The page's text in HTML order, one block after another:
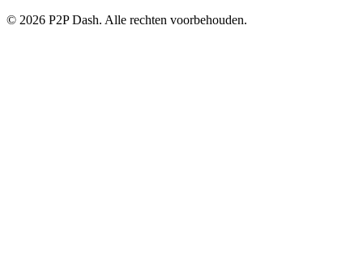
© 2026 P2P Dash. Alle rechten voorbehouden.